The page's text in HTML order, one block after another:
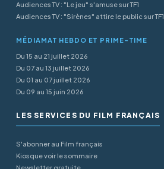
Audiences TV : "Le jeu" s'amuse sur TF1
Audiences TV : "Sirènes" attire le public sur TF1
MÉDIAMAT HEBDO ET PRIME-TIME
Du 15 au 21 juillet 2026
Du 07 au 13 juillet 2026
Du 01 au 07 juillet 2026
Du 09 au 15 juin 2026
LES SERVICES DU FILM FRANÇAIS
S'abonner au Film français
Kiosque voir le sommaire